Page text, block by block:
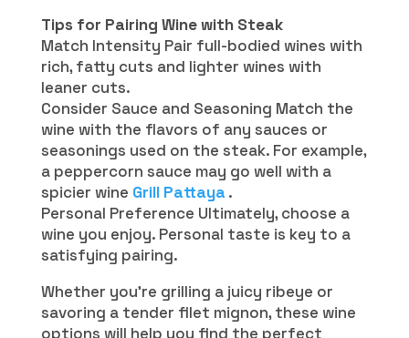
Tips for Pairing Wine with Steak
Match Intensity Pair full-bodied wines with
rich, fatty cuts and lighter wines with
leaner cuts.
Consider Sauce and Seasoning Match the
wine with the flavors of any sauces or
seasonings used on the steak. For example,
a peppercorn sauce may go well with a
spicier wine Grill Pattaya .
Personal Preference Ultimately, choose a
wine you enjoy. Personal taste is key to a
satisfying pairing.
Whether you’re grilling a juicy ribeye or
savoring a tender filet mignon, these wine
options will help you find the perfect